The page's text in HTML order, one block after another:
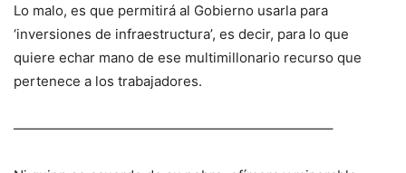
Lo malo, es que permitirá al Gobierno usarla para
‘inversiones de infraestructura’, es decir, para lo que
quiere echar mano de ese multimillonario recurso que
pertenece a los trabajadores.
———————————————————————–